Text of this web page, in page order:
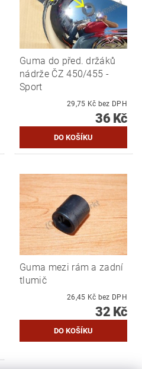
Guma do před. držáků
nádrže ČZ 450/455 -
Sport
29,75 Kč bez DPH
36 Kč
Guma mezi rám a zadní
tlumič
26,45 Kč bez DPH
32 Kč